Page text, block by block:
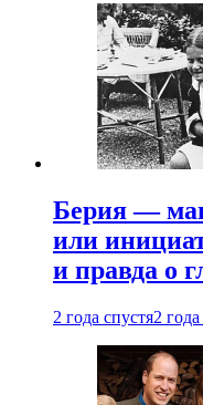
Берия —
или
и правда о
2 года спустя2